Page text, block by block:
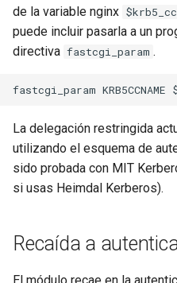
qless-web
qless
rabbitmqstomp
rack
radixtree
redis-ratelimit
de la variable nginx
puede incluir pasarla a un
directiva fastcgi_param .
La delegación restringida
utilizando el esquema de
sido probada con MIT
si usas Heimdal Kerberos).
Recaída a